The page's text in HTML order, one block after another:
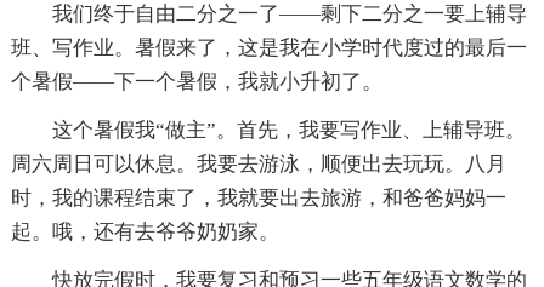
我们终于自由二分之一了——剩下二分之一要上辅导
班、写作业。暑假来了，这是我在小学时代度过的最后一
个暑假——下一个暑假，我就小升初了。
这个暑假我“做主”。首先，我要写作业、上辅导班。
周六周日可以休息。我要去游泳，顺便出去玩玩。八月
时，我的课程结束了，我就要出去旅游，和爸爸妈妈一
起。哦，还有去爷爷奶奶家。
快放完假时，我要复习和预习一些五年级语文数学的